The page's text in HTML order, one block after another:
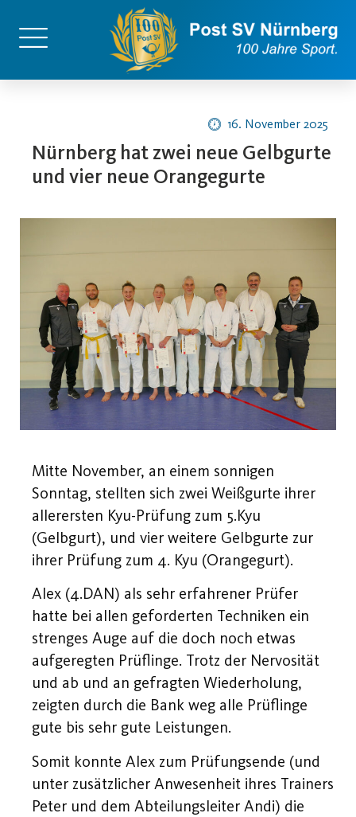
16. November 2025
Nürnberg hat zwei neue Gelbgurte
und vier neue Orangegurte
Mitte November, an einem sonnigen
Sonntag, stellten sich zwei Weißgurte ihrer
allerersten Kyu-Prüfung zum 5.Kyu
(Gelbgurt), und vier weitere Gelbgurte zur
ihrer Prüfung zum 4. Kyu (Orangegurt).
Alex (4.DAN) als sehr erfahrener Prüfer
hatte bei allen geforderten Techniken ein
strenges Auge auf die doch noch etwas
aufgeregten Prüflinge. Trotz der Nervosität
und ab und an gefragten Wiederholung,
zeigten durch die Bank weg alle Prüflinge
gute bis sehr gute Leistungen.
Somit konnte Alex zum Prüfungsende (und
unter zusätzlicher Anwesenheit ihres Trainers
Peter und dem Abteilungsleiter Andi) die